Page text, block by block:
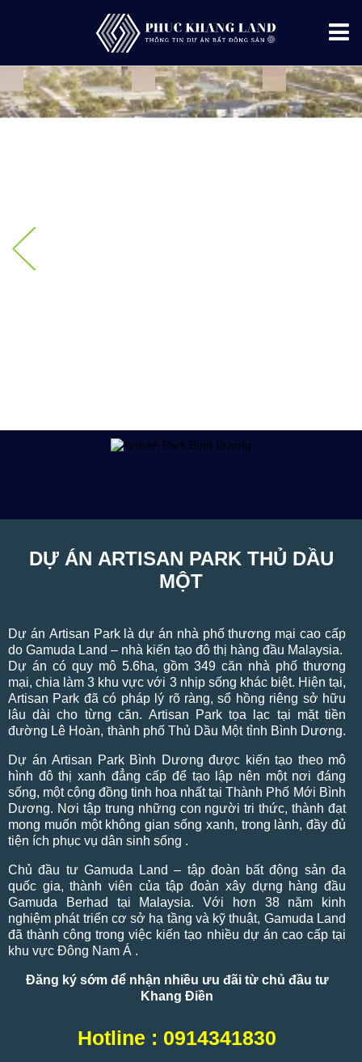
DỰ ÁN ARTISAN PARK THỦ DẦU
MỘT
Dự án Artisan Park là dự án nhà phố thương mại cao cấp
do Gamuda Land – nhà kiến tạo đô thị hàng đầu Malaysia.
Dự án có quy mô 5.6ha, gồm 349 căn nhà phố thương
mại, chia làm 3 khu vực với 3 nhịp sống khác biệt. Hiện tại,
Artisan Park đã có pháp lý rõ ràng, sổ hồng riêng sở hữu
lâu dài cho từng căn. Artisan Park tọa lạc tại mặt tiền
đường Lê Hoàn, thành phố Thủ Dầu Một tỉnh Bình Dương.
Dự án Artisan Park Bình Dương được kiến tạo theo mô
hình đô thị xanh đẳng cấp để tạo lập nên một nơi đáng
sống, một cộng đồng tinh hoa nhất tại Thành Phố Mới Bình
Dương. Nơi tập trung những con người tri thức, thành đạt
mong muốn một không gian sống xanh, trong lành, đầy đủ
tiện ích phục vụ dân sinh sống .
Chủ đầu tư Gamuda Land – tập đoàn bất động sản đa
quốc gia, thành viên của tập đoàn xây dựng hàng đầu
Gamuda Berhad tại Malaysia. Với hơn 38 năm kinh
nghiệm phát triển cơ sở hạ tầng và kỹ thuật, Gamuda Land
đã thành công trong việc kiến tạo nhiều dự án cao cấp tại
khu vực Đông Nam Á .
Đăng ký sớm để nhận nhiều ưu đãi từ chủ đầu tư
Khang Điền
Hotline : 0914341830